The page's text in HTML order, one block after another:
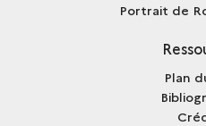
Portrait de
Plan